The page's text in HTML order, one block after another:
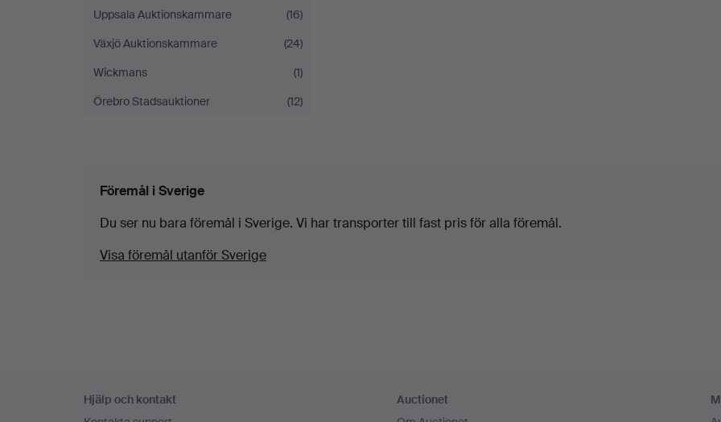
Uppsala Auktionskammare
(16)
Växjö Auktionskammare
(24)
Wickmans
(1)
Örebro Stadsauktioner
(12)
Föremål i Sverige
Du ser nu bara föremål i Sverige. Vi har transporter till fast pris för alla föremål.
Visa föremål utanför Sverige
Hjälp och kontakt
Auctionet